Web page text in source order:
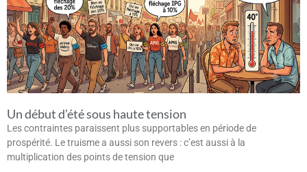
Un début d’été sous haute tension
Les contraintes paraissent plus supportables en période de
prospérité. Le truisme a aussi son revers : c’est aussi à la
multiplication des points de tension que